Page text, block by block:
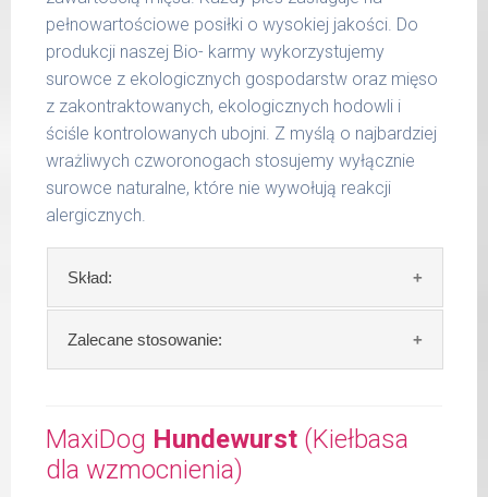
wilgotność 70,84 %
wapń 0,39 %
fosfor 0,30 %
kg
300 g
15 -
25 kg
400 g
26 -
35 kg
Waga netto/Nr art.: 400 g/1202
pełnowartościowe posiłki o wysokiej jakości. Do
produkcji naszej Bio- karmy wykorzystujemy
surowce z ekologicznych gospodarstw oraz mięso
z zakontraktowanych, ekologicznych hodowli i
ściśle kontrolowanych ubojni. Z myślą o najbardziej
wrażliwych czworonogach stosujemy wyłącznie
surowce naturalne, które nie wywołują reakcji
alergicznych.
Skład:
Skład:kurczak 66%, jabłko 10%, proso 15%,
olej lniany 2%, algi.
surowe białko 8,80 %
tłuszcz surowy 8,50 %
Zalecane stosowanie:
opakowań w lodówce, nie dłużej niż 2 dni.
W tabeli ujęto dzienne zapotrzebowanie na
MaxiDog Hundewurst (Kiełbasa
dla wzmocnienia)